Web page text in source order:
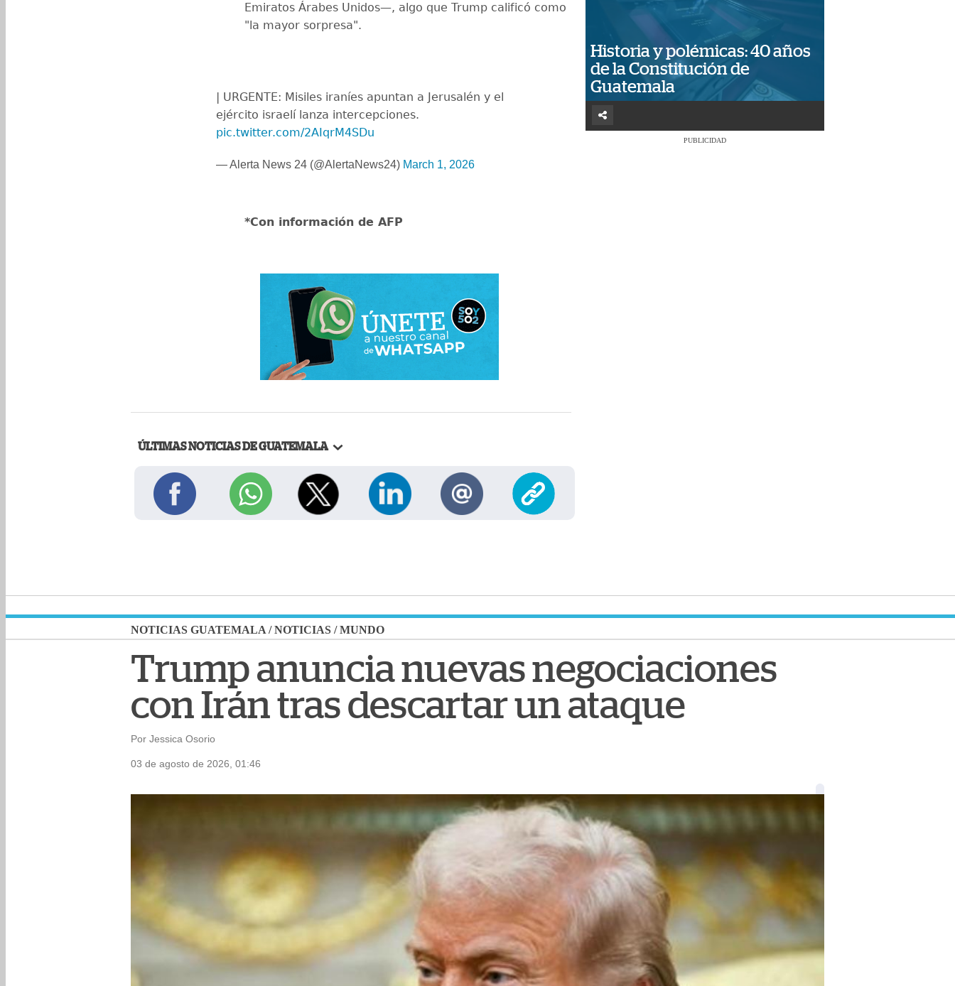
Emiratos Árabes Unidos—, algo que Trump calificó como
"la mayor sorpresa".
| URGENTE: Misiles iraníes apuntan a Jerusalén y el
ejército israelí lanza intercepciones.
pic.twitter.com/2AIqrM4SDu
— Alerta News 24 (@AlertaNews24) March 1, 2026
*Con información de AFP
ÚLTIMAS NOTICIAS DE GUATEMALA
Historia y polémicas: 40 años
de la Constitución de
Guatemala
PUBLICIDAD
NOTICIAS GUATEMALA /NOTICIAS /MUNDO
Trump anuncia nuevas negociaciones
con Irán tras descartar un ataque
Por Jessica Osorio
03 de agosto de 2026, 01:46